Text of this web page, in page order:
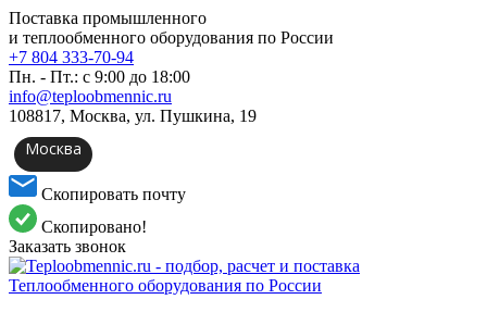
Поставка промышленного
и теплообменного оборудования по России
+7 804 333-70-94
Пн. - Пт.: с 9:00 до 18:00
info@teploobmennic.ru
108817, Москва, ул. Пушкина, 19
Москва
Скопировать почту
Скопировано!
Заказать звонок